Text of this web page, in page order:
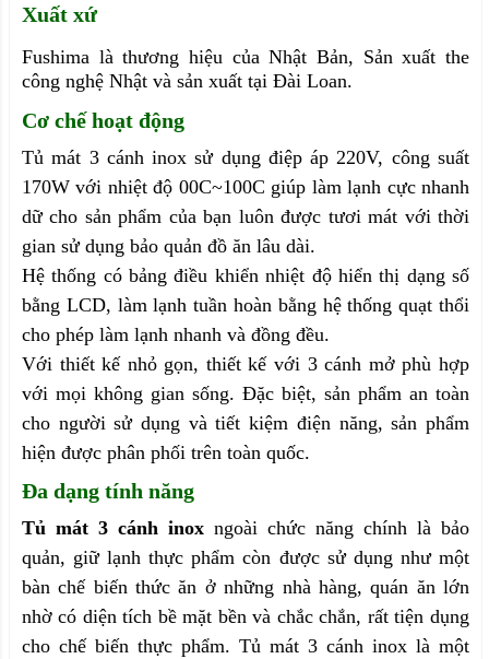
Xuất xứ
Fushima là thương hiệu của Nhật Bản, Sản xuất the
công nghệ Nhật và sản xuất tại Đài Loan.
Cơ chế hoạt động
Tủ mát 3 cánh inox sử dụng điệp áp 220V, công suất
170W với nhiệt độ 00C~100C giúp làm lạnh cực nhanh
dữ cho sản phẩm của bạn luôn được tươi mát với thời
gian sử dụng bảo quản đồ ăn lâu dài.
Hệ thống có bảng điều khiển nhiệt độ hiển thị dạng số
bằng LCD, làm lạnh tuần hoàn bằng hệ thống quạt thổi
cho phép làm lạnh nhanh và đồng đều.
Với thiết kế nhỏ gọn, thiết kế với 3 cánh mở phù hợp
với mọi không gian sống. Đặc biệt, sản phẩm an toàn
cho người sử dụng và tiết kiệm điện năng, sản phẩm
hiện được phân phối trên toàn quốc.
Đa dạng tính năng
Tủ mát 3 cánh inoxngoài chức năng chính là bảo
quản, giữ lạnh thực phẩm còn được sử dụng như một
bàn chế biến thức ăn ở những nhà hàng, quán ăn lớn
nhờ có diện tích bề mặt bền và chắc chắn, rất tiện dụng
cho chế biến thực phẩm. Tủ mát 3 cánh inox là một